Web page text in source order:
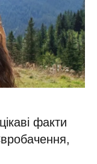
факти